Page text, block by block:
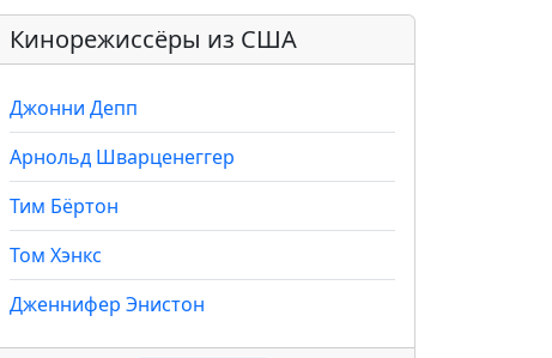
Кинорежиссёры из США
Джонни Депп
Арнольд Шварценеггер
Тим Бёртон
Том Хэнкс
Дженнифер Энистон